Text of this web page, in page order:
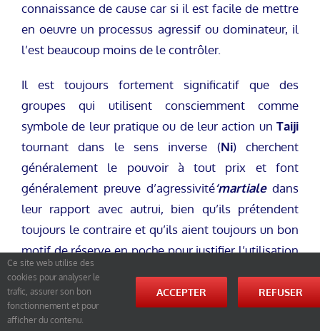
connaissance de cause car si il est facile de mettre
en oeuvre un processus agressif ou dominateur, il
l’est beaucoup moins de le contrôler.
Il est toujours fortement significatif que des
groupes qui utilisent consciemment comme
symbole de leur pratique ou de leur action un Taiji
tournant dans le sens inverse (Ni) cherchent
généralement le pouvoir à tout prix et font
généralement preuve d’agressivité‘martialedans
leur rapport avec autrui, bien qu’ils prétendent
toujours le contraire et qu’ils aient toujours un bon
motif de réserve en poche pour justifier l’utilisation
du symbole inversé. Il suffit simplement de
constater le fait.
Suivant un principe assez semblable ce qui est
Ce site web utilise des
cookies pour analyser le
trafic, assurer son bon
fonctionnement et pour
afficher du contenu.
ACCEPTER REFUSER